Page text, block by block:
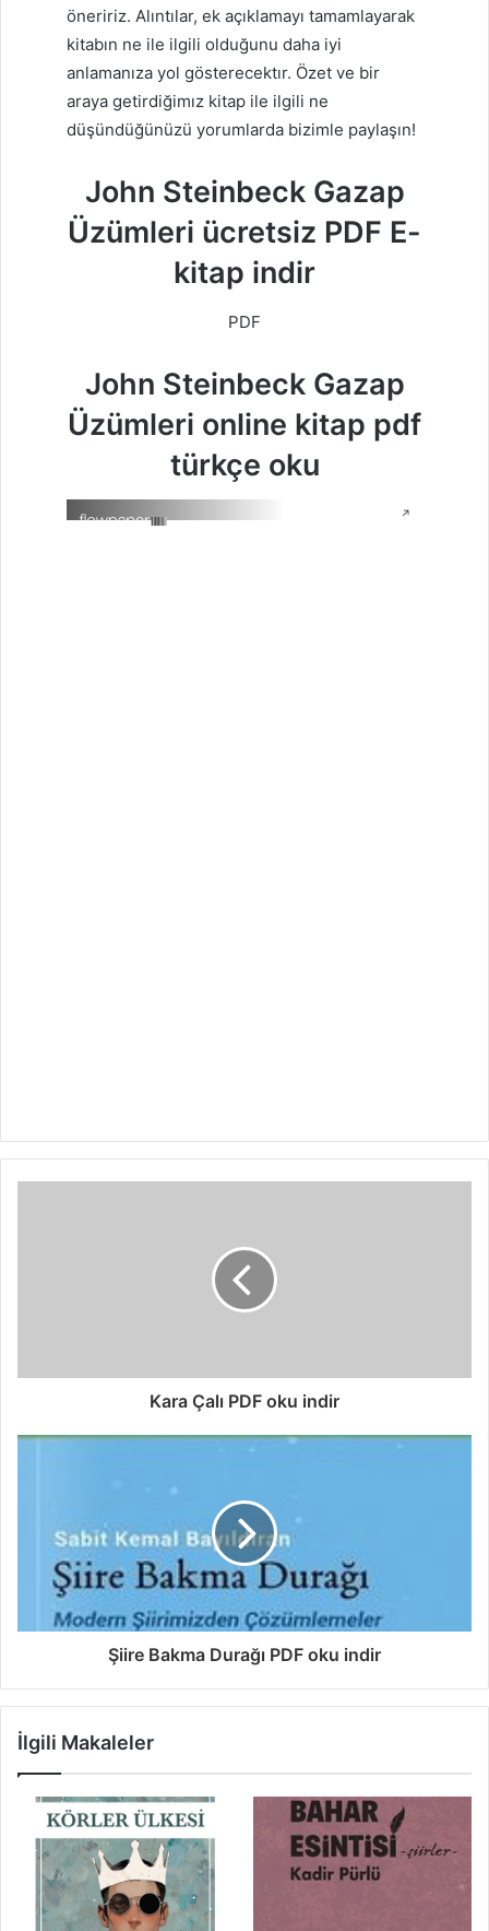
öneririz. Alıntılar, ek açıklamayı tamamlayarak
kitabın ne ile ilgili olduğunu daha iyi
anlamanıza yol gösterecektır. Özet ve bir
araya getirdiğimız kitap ile ilgili ne
düşündüğünüzü yorumlarda bizimle paylaşın!
John Steinbeck Gazap
Üzümleri ücretsiz PDF E-
kitap indir
PDF
John Steinbeck Gazap
Üzümleri online kitap pdf
türkçe oku
↗
Kara Çalı PDF oku indir
Şiire Bakma Durağı PDF oku indir
İlgili Makaleler